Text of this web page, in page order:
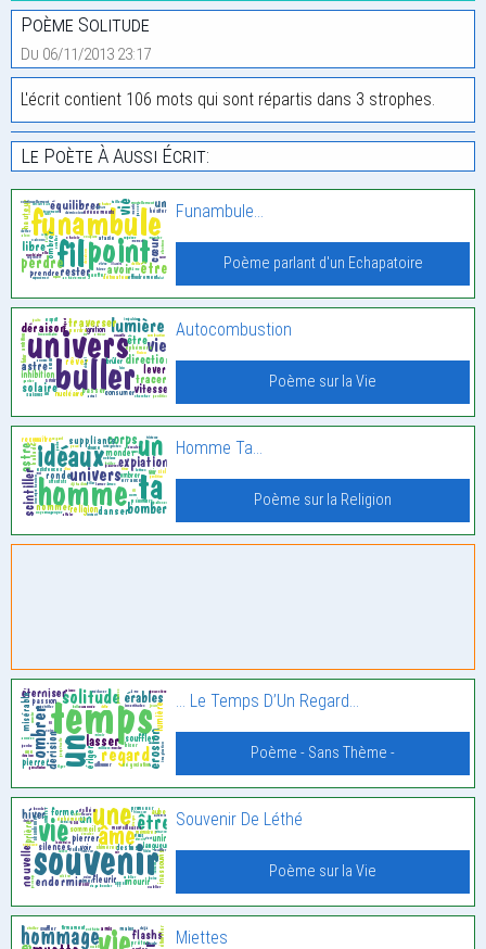
Poème Solitude
Du 06/11/2013 23:17
L'écrit contient 106 mots qui sont répartis dans 3 strophes.
Le Poète À Aussi Écrit:
Funambule…
Poème parlant d'un Echapatoire
Autocombustion
Poème sur la Vie
Homme Ta…
Poème sur la Religion
… Le Temps D’Un Regard…
Poème - Sans Thème -
Souvenir De Léthé
Poème sur la Vie
Miettes